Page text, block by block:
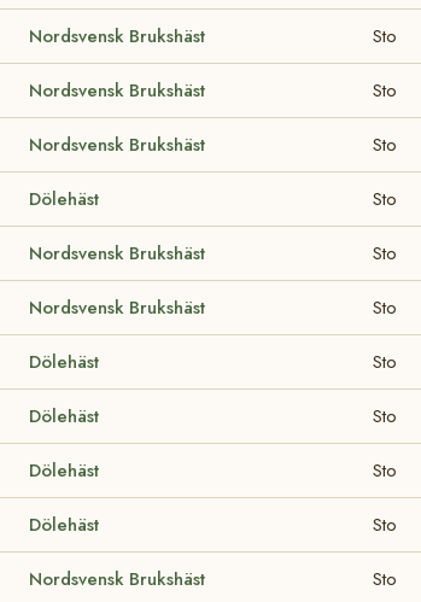
Nordsvensk Brukshäst Sto
Nordsvensk Brukshäst Sto
Nordsvensk Brukshäst Sto
Dölehäst Sto
Nordsvensk Brukshäst Sto
Nordsvensk Brukshäst Sto
Dölehäst Sto
Dölehäst Sto
Dölehäst Sto
Dölehäst Sto
Nordsvensk Brukshäst Sto